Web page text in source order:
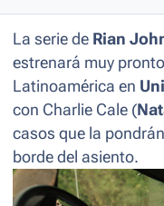
La serie de Rian
estrenará muy
Latinoamérica en
con Charlie Cale (
casos que la
borde del asiento.